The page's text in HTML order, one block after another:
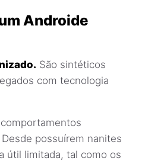
Androide
São sintéticos
com tecnologia
possuírem nanites
útil limitada, tal como os